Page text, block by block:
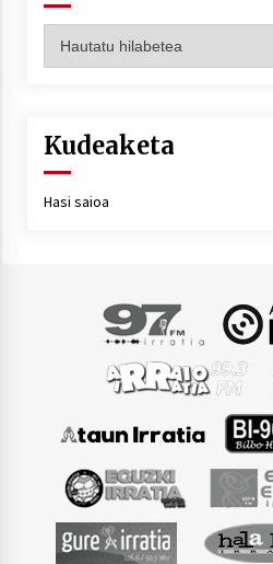
Kudeaketa
Hasi saioa